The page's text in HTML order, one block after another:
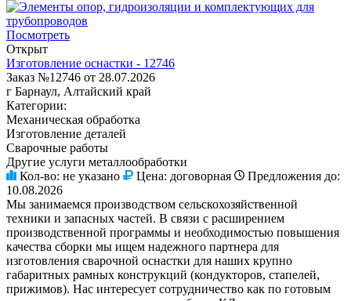
Посмотреть
Открыт
Изготовление оснастки - 12746
Заказ №12746 от 28.07.2026
г Барнаул, Алтайский край
Категории:
Механическая обработка
Изготовление деталей
Сварочные работы
Другие услуги металлообработки
Кол-во: не указано Цена: договорная
Предложения до:
10.08.2026
Мы занимаемся производством сельскохозяйственной
техники и запасных частей. В связи с расширением
производственной программы и необходимостью повышения
качества сборки мы ищем надежного партнера для
изготовления сварочной оснастки для наших крупно
габаритных рамных конструкций (кондукторов, стапелей,
прижимов). Нас интересует сотрудничество как по готовым